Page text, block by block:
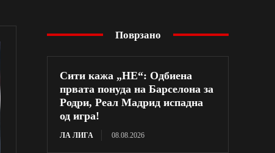
Поврзано
Сити кажа „НЕ“: Одбиена
првата понуда на Барселона за
Родри, Реал Мадрид испадна
од игра!
ЛА ЛИГА 08.08.2026